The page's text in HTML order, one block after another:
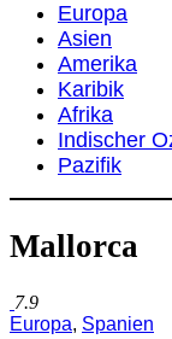
Europa
Asien
Amerika
Karibik
Afrika
Indischer
Pazifik
Mallorca
7.9
Europa, Spanien